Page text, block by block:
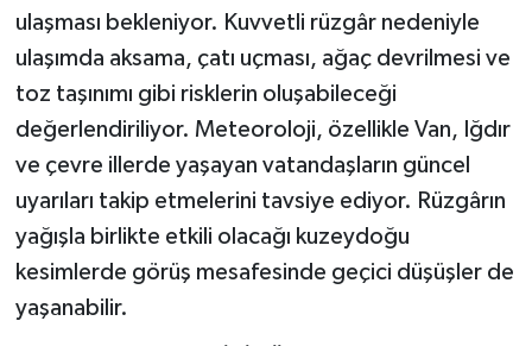
ulaşması bekleniyor. Kuvvetli rüzgâr nedeniyle
ulaşımda aksama, çatı uçması, ağaç devrilmesi ve
toz taşınımı gibi risklerin oluşabileceği
değerlendiriliyor. Meteoroloji, özellikle Van, Iğdır
ve çevre illerde yaşayan vatandaşların güncel
uyarıları takip etmelerini tavsiye ediyor. Rüzgârın
yağışla birlikte etkili olacağı kuzeydoğu
kesimlerde görüş mesafesinde geçici düşüşler de
yaşanabilir.